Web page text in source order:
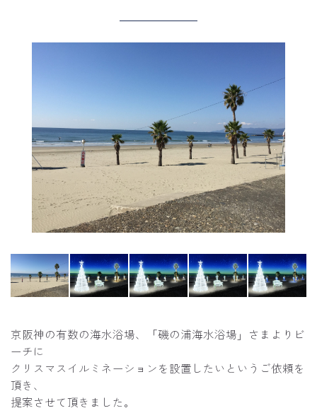
京阪神の有数の海水浴場、「磯の浦海水浴場」さまよりビ
ーチに
クリスマスイルミネーションを設置したいというご依頼を
頂き、
提案させて頂きました。